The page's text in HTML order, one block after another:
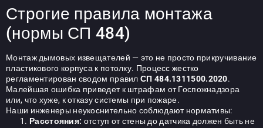
Строгие правила монтажа
(нормы СП 484)
Монтаж дымовых извещателей — это не просто прикручивание
пластикового корпуса к потолку. Процесс жестко
регламентирован сводом правилСП 484.1311500.2020.
Малейшая ошибка приведет к штрафам от Госпожнадзора
или, что хуже, к отказу системы при пожаре.
Наши инженеры неукоснительно соблюдают нормативы:
Расстояния: отступ от стены до датчика должен быть не